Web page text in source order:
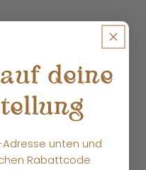
deine
unten und
Rabattcode